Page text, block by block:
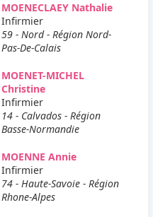
MOENECLAEY Nathalie
Infirmier
59 - Nord - Région Nord-
Pas-De-Calais
MOENET-MICHEL
Christine
Infirmier
14 - Calvados - Région
Basse-Normandie
MOENNE Annie
Infirmier
74 - Haute-Savoie - Région
Rhone-Alpes